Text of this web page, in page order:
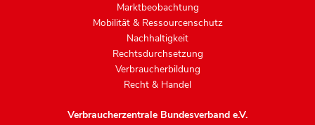
Marktbeobachtung
Mobilität & Ressourcenschutz
Nachhaltigkeit
Rechtsdurchsetzung
Verbraucherbildung
Recht & Handel
Verbraucherzentrale Bundesverband e.V.